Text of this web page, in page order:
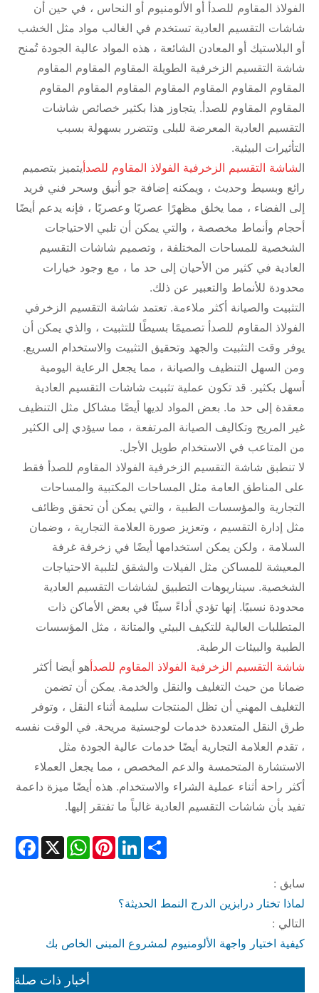
الفولاذ المقاوم للصدأ أو الألومنيوم أو النحاس ، في حين أن
شاشات التقسيم العادية تستخدم في الغالب مواد مثل الخشب
أو البلاستيك أو المعادن الشائعة ، هذه المواد عالية الجودة تُمنح
شاشة التقسيم الزخرفية الطويلة المقاوم المقاوم المقاوم
المقاوم المقاوم المقاوم المقاوم المقاوم المقاوم المقاوم
المقاوم المقاوم للصدأ. يتجاوز هذا بكثير خصائص شاشات
التقسيم العادية المعرضة للبلى وتتضرر بسهولة بسبب
التأثيرات البيئية.
الشاشة التقسيم الزخرفية الفولاذ المقاوم للصدأيتميز بتصميم
رائع وبسيط وحديث ، ويمكنه إضافة جو أنيق وسحر فني فريد
إلى الفضاء ، مما يخلق مظهرًا عصريًا وعصريًا ، فإنه يدعم أيضًا
أحجام وأنماط مخصصة ، والتي يمكن أن تلبي الاحتياجات
الشخصية للمساحات المختلفة ، وتصميم شاشات التقسيم
العادية في كثير من الأحيان إلى حد ما ، مع وجود خيارات
محدودة للأنماط والتعبير عن ذلك.
التثبيت والصيانة أكثر ملاءمة. تعتمد شاشة التقسيم الزخرفي
الفولاذ المقاوم للصدأ تصميمًا بسيطًا للتثبيت ، والذي يمكن أن
يوفر وقت التثبيت والجهد وتحقيق التثبيت والاستخدام السريع.
ومن السهل التنظيف والصيانة ، مما يجعل الرعاية اليومية
أسهل بكثير. قد تكون عملية تثبيت شاشات التقسيم العادية
معقدة إلى حد ما. بعض المواد لديها أيضًا مشاكل مثل التنظيف
غير المريح وتكاليف الصيانة المرتفعة ، مما سيؤدي إلى الكثير
من المتاعب في الاستخدام طويل الأجل.
لا تنطبق شاشة التقسيم الزخرفية الفولاذ المقاوم للصدأ فقط
على المناطق العامة مثل المساحات المكتبية والمساحات
التجارية والمؤسسات الطبية ، والتي يمكن أن تحقق وظائف
مثل إدارة التقسيم ، وتعزيز صورة العلامة التجارية ، وضمان
السلامة ، ولكن يمكن استخدامها أيضًا في زخرفة غرفة
المعيشة للمساكن مثل الفيلات والشقق لتلبية الاحتياجات
الشخصية. سيناريوهات التطبيق لشاشات التقسيم العادية
محدودة نسبيًا. إنها تؤدي أداءً سيئًا في بعض الأماكن ذات
المتطلبات العالية للتكيف البيئي والمتانة ، مثل المؤسسات
الطبية والبيئات الرطبة.
شاشة التقسيم الزخرفية الفولاذ المقاوم للصدأهو أيضا أكثر
ضمانا من حيث التغليف والنقل والخدمة. يمكن أن تضمن
التغليف المهني أن تظل المنتجات سليمة أثناء النقل ، وتوفر
طرق النقل المتعددة خدمات لوجستية مريحة. في الوقت نفسه
، تقدم العلامة التجارية أيضًا خدمات عالية الجودة مثل
الاستشارة المتحمسة والدعم المخصص ، مما يجعل العملاء
أكثر راحة أثناء عملية الشراء والاستخدام. هذه أيضًا ميزة داعمة
تفيد بأن شاشات التقسيم العادية غالباً ما تفتقر إليها.
X
WhatsAppPinterestLinkedInShare
سابق :
لماذا تختار درابزين الدرج النمط الحديثة؟
التالي :
كيفية اختيار واجهة الألومنيوم لمشروع المبنى الخاص بك
أخبار ذات صلة